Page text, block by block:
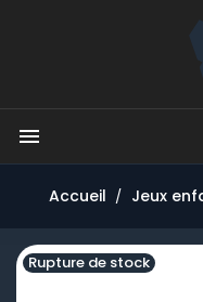

Accueil Jeux
Rupture de stock